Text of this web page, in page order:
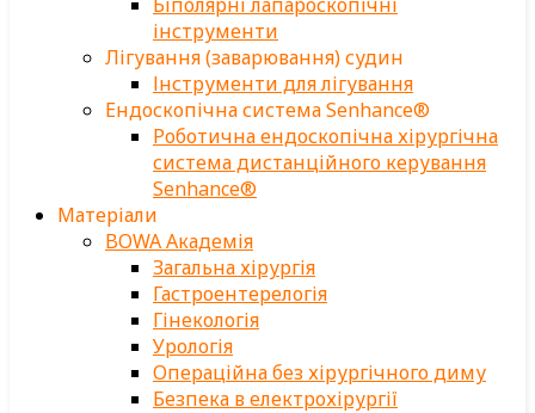
інструменти
Лігування (заварювання) судин
Інструменти для лігування
Ендоскопічна система Senhance®
Роботична ендоскопічна хірургічна
система дистанційного керування
Senhance®
Матеріали
BOWA Академія
Загальна хірургія
Гастроентерелогія
Гінекологія
Урологія
Операційна без хірургічного диму
Безпека в електрохірургії